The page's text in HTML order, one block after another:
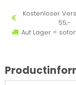
Kostenloser
55,-
Auf Lager =